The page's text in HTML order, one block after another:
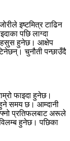
इष्टमित्र टाढिन
पछि लाग्दा
हुनेछ। आक्षेप
चुनौती पन्छाउँदै
फाइदा हुनेछ।
समय छ। आम्दानी
प्रतिफलबाट अरूले
हुनेछ। पछिका